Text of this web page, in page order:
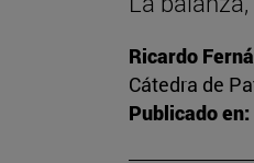
Ricardo
Cátedra de
Publicado en: